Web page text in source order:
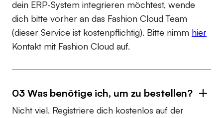
dein ERP-System integrieren möchtest, wende
dich bitte vorher an das Fashion Cloud Team
(dieser Service ist kostenpflichtig). Bitte nimm hier
Kontakt mit Fashion Cloud auf.
03 Was benötige ich, um zu bestellen?
Nicht viel. Registriere dich kostenlos auf der